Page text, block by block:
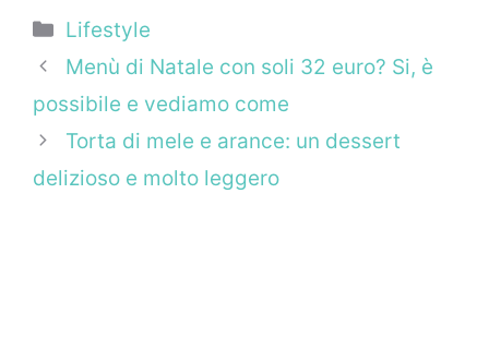
Categorie
Lifestyle
Menù di Natale con soli 32 euro? Si, è
possibile e vediamo come
Torta di mele e arance: un dessert
delizioso e molto leggero